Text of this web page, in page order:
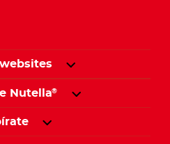
Nutella®